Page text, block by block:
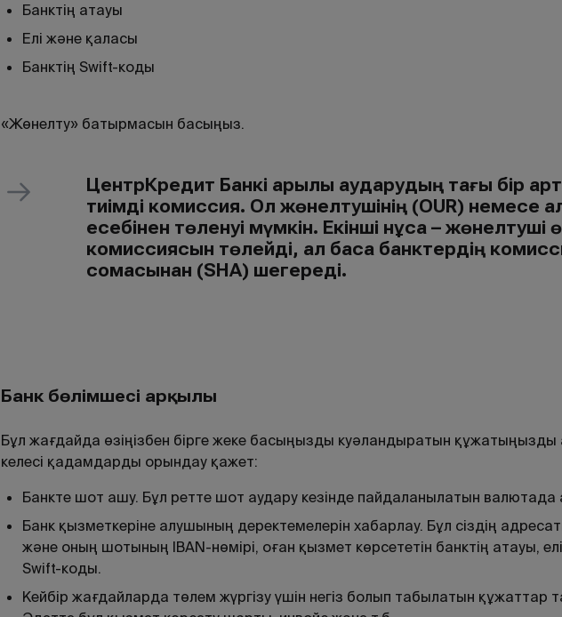
Банктің атауы
Елі және қаласы
Банктің Swift-коды
«Жөнелту» батырмасын басыңыз.
ЦентрКредит Банкі арқылы аударудың тағы бір
тиімді комиссия. Ол жөнелтушінің (OUR) немесе
есебінен төленуі мүмкін. Екінші нұсқа – жөнелтуші
комиссиясын төлейді, ал басқа банктердің
сомасынан (SHA) шегереді.
Банк бөлімшесі арқылы
Бұл жағдайда өзіңізбен бірге жеке басыңызды куәландыратын
келесі қадамдарды орындау қажет:
Банкте шот ашу. Бұл ретте шот аудару кезінде пайдаланылатын
Банк қызметкеріне алушының деректемелерін хабарлау. Бұл сіздің
және оның шотының IBAN-нөмірі, оған қызмет көрсететін банктің атауы,
Swift-коды.
Кейбір жағдайларда төлем жүргізу үшін негіз болып табылатын құжаттар